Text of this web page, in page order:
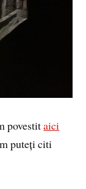
povestitaici
puteți citi